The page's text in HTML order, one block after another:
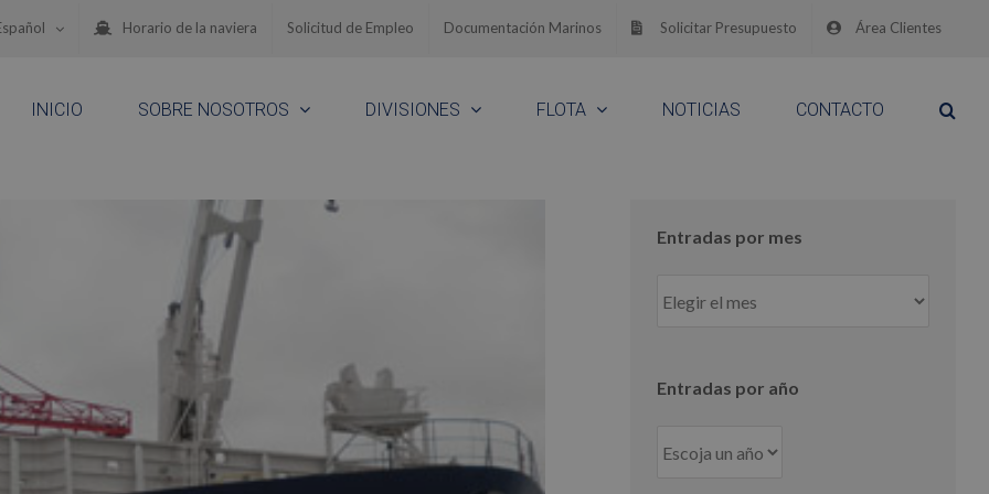
Horario de la naviera Solicitud de Empleo Documentación Marinos Solicitar Presupuesto Área Clientes
INICIO SOBRE NOSOTROS DIVISIONES FLOTA NOTICIAS CONTACTO
Entradas por mes
por
Entradas por año